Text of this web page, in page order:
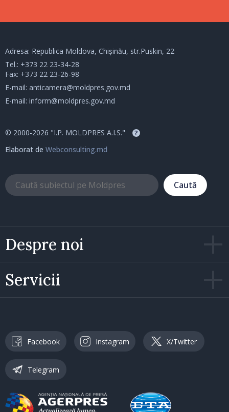
Despre noi
Servicii
Adresa: Republica Moldova, Chișinău, str.Puskin, 22
Tel.: +373 22 23-34-28
Fax: +373 22 23-26-98
E-mail: anticamera@moldpres.gov.md
E-mail: inform@moldpres.gov.md
© 2000-2026 "I.P. MOLDPRES A.I.S." ?
Elaborat de Webconsulting.md
Caută
Facebook Instagram X/Twitter
Telegram